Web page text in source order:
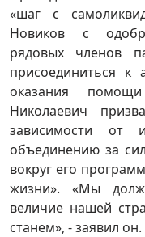
«шаг с
Новиков с
рядовых членов
присоединиться
оказания
Николаевич
зависимости от
объединению за
вокруг его
жизни». «Мы
величие нашей
станем», - заявил он.